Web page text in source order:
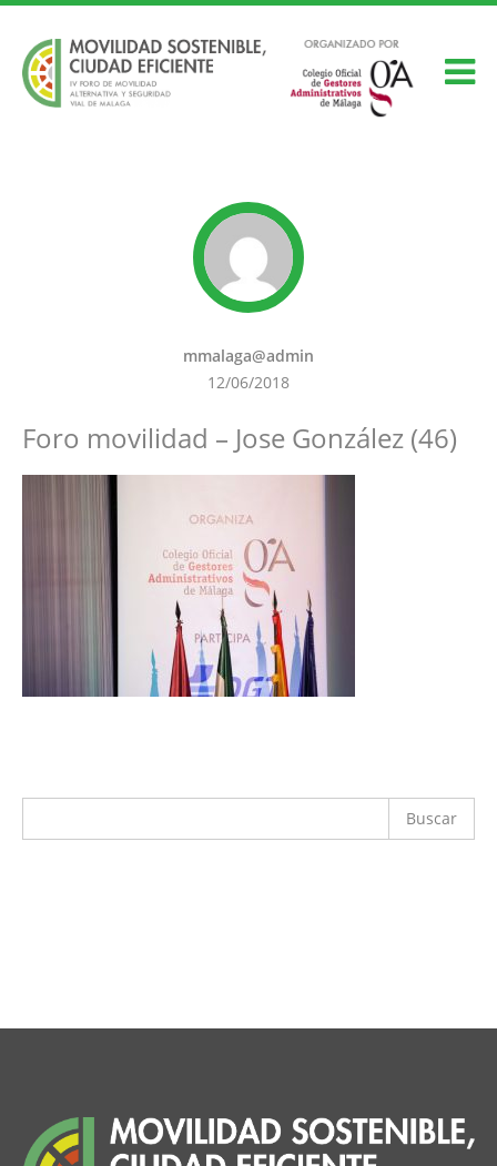
mmalaga@admin
12/06/2018
Foro movilidad – Jose González (46)